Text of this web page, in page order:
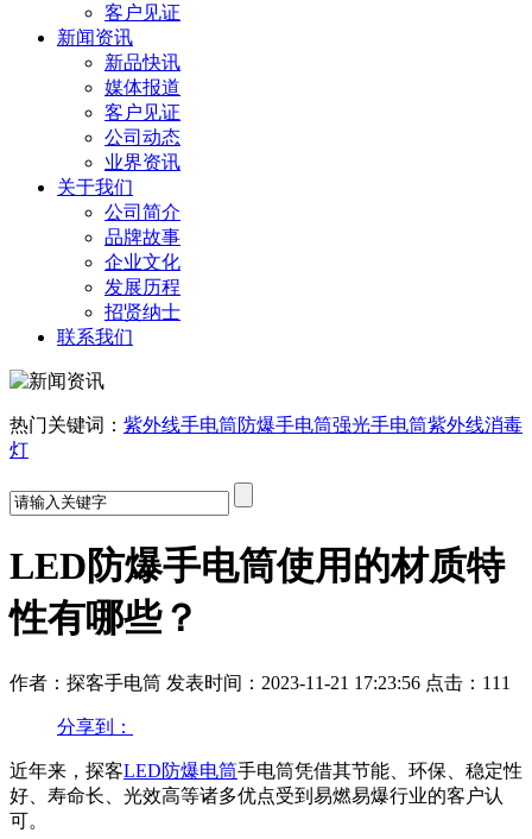
客户见证
新闻资讯
新品快讯
媒体报道
客户见证
公司动态
业界资讯
关于我们
公司简介
品牌故事
企业文化
发展历程
招贤纳士
联系我们
热门关键词： 紫外线手电筒防爆手电筒强光手电筒紫外线消毒
灯
LED防爆手电筒使用的材质特
性有哪些？
作者：探客手电筒 发表时间：2023-11-21 17:23:56 点击：111
分享到：
近年来，探客LED防爆电筒手电筒凭借其节能、环保、稳定性
好、寿命长、光效高等诸多优点受到易燃易爆行业的客户认
可。